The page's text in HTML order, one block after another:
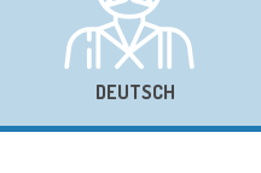
DEUTSCH